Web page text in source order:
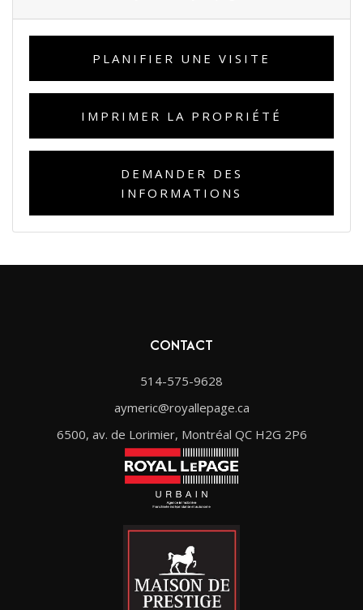
PLANIFIER UNE VISITE
IMPRIMER LA PROPRIÉTÉ
DEMANDER DES
INFORMATIONS
CONTACT
514-575-9628
aymeric@royallepage.ca
6500, av. de Lorimier, Montréal QC H2G 2P6